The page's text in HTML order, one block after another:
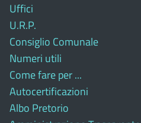
Uffici
U.R.P.
Consiglio Comunale
Numeri utili
Come fare per ...
Autocertificazioni
Albo Pretorio